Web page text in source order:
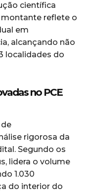
científica
reflete o
em
alcançando não
localidades do
no PCE
rigorosa da
Segundo os
lidera o volume
1.030
do interior do